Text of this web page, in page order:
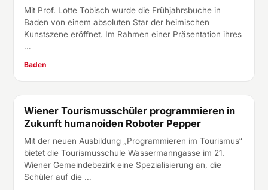
Mit Prof. Lotte Tobisch wurde die Frühjahrsbuche in
Baden von einem absoluten Star der heimischen
Kunstszene eröffnet. Im Rahmen einer Präsentation ihres
…
Baden
Bildung
Wiener Tourismusschüler programmieren in
Zukunft humanoiden Roboter Pepper
Mit der neuen Ausbildung „Programmieren im Tourismus“
bietet die Tourismusschule Wassermanngasse im 21.
Wiener Gemeindebezirk eine Spezialisierung an, die
Schüler auf die …